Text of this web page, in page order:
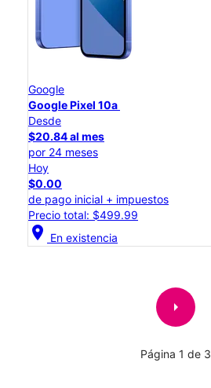
Google
Google Pixel 10a
Desde
$20.84 al mes
por 24 meses
Hoy
$0.00
de pago inicial + impuestos
Precio total: $499.99
location_on En existencia
arrow_right
Página 1 de 3